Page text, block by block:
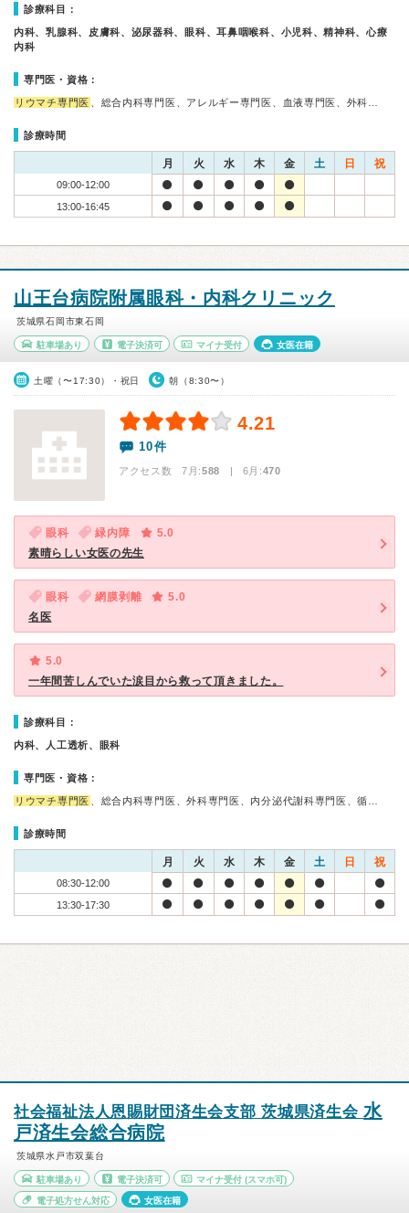
診療科目：
内科、乳腺科、皮膚科、泌尿器科、眼科、耳鼻咽喉科、小児科、精神科、心療
内科
専門医・資格：
リウマチ専門医 、総合内科専門医、アレルギー専門医、血液専門医、外科…
診療時間
月 火 水 木 金 土 日 祝
09:00-12:00
13:00-16:45
山王台病院附属眼科・内科クリニック
茨城県石岡市東石岡
駐車場あり 電子決済可 マイナ受付 女医在籍
土曜（〜17:30）・祝日 朝（8:30〜）
4.21
10件
アクセス数 7月:588 | 6月:470
眼科 緑内障
5.0
素晴らしい女医の先生
眼科 網膜剥離
5.0
名医
5.0
一年間苦しんでいた涙目から救って頂きました。
診療科目：
内科、人工透析、眼科
専門医・資格：
リウマチ専門医 、総合内科専門医、外科専門医、内分泌代謝科専門医、循…
診療時間
月 火 水 木 金 土 日 祝
08:30-12:00
13:30-17:30
社会福祉法人恩賜財団済生会支部 茨城県済生会水
戸済生会総合病院
茨城県水戸市双葉台
駐車場あり 電子決済可 マイナ受付 (スマホ可)
電子処方せん対応 女医在籍